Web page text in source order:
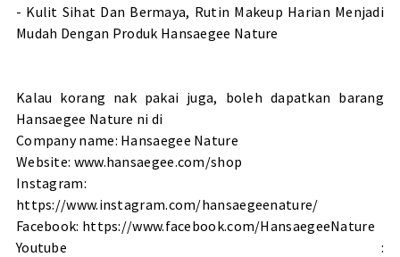
- Kulit Sihat Dan Bermaya, Rutin Makeup Harian Menjadi
Mudah Dengan Produk Hansaegee Nature
Kalau korang nak pakai juga, boleh dapatkan barang
Hansaegee Nature ni di
Company name: Hansaegee Nature
Website: www.hansaegee.com/shop
Instagram:
https://www.instagram.com/hansaegeenature/
Facebook: https://www.facebook.com/HansaegeeNature
Youtube :